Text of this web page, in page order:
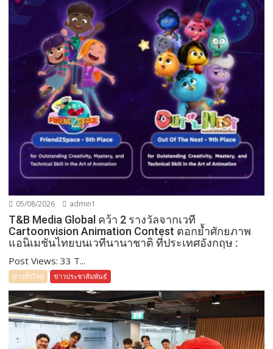
05/08/2026 admin1
T&B Media Global คว้า 2 รางวัลจากเวที
Cartoonvision Animation Contest ตอกย้ำศักยภาพ
แอนิเมชันไทยบนเวทีนานาชาติ ที่ประเทศอังกฤษ :
Post Views: 33 T...
ข่าวทั่วไทย ข่าวประชาสัมพันธ์